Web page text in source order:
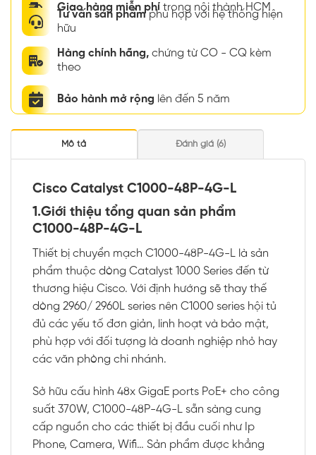
Giao hàng miễn phí trong nội thành HCM
Tư vấn sản phẩmphù hợp với hệ thống hiện
hữu
Hàng chính hãng, chứng từ CO - CQ kèm
theo
Bảo hành mở rộng lên đến 5 năm
Mô tả Đánh giá (6)
Cisco Catalyst C1000-48P-4G-L
1.Giới thiệu tổng quan sản phẩm
C1000-48P-4G-L
Thiết bị chuyển mạch C1000-48P-4G-L là sản
phẩm thuộc dòng Catalyst 1000 Series đến từ
thương hiệu Cisco. Với định hướng sẽ thay thế
dòng 2960/ 2960L series nên C1000 series hội tủ
đủ các yếu tố đơn giản, linh hoạt và bảo mật,
phù hợp với đối tượng là doanh nghiệp nhỏ hay
các văn phòng chi nhánh.
Sở hữu cấu hình 48x GigaE ports PoE+ cho công
suất 370W, C1000-48P-4G-L sẵn sàng cung
cấp nguồn cho các thiết bị đầu cuối như Ip
Phone, Camera, Wifi… Sản phẩm được khẳng